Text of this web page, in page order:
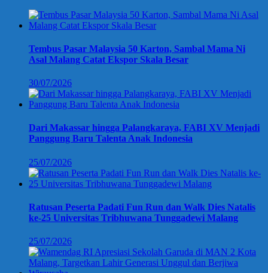
Tembus Pasar Malaysia 50 Karton, Sambal Mama Ni
Asal Malang Catat Ekspor Skala Besar
30/07/2026
Dari Makassar hingga Palangkaraya, FABI XV Menjadi
Panggung Baru Talenta Anak Indonesia
25/07/2026
Ratusan Peserta Padati Fun Run dan Walk Dies Natalis
ke-25 Universitas Tribhuwana Tunggadewi Malang
25/07/2026